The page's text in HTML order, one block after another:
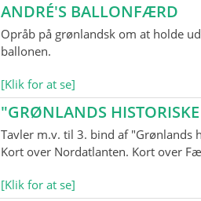
ANDRÉ'S BALLONFÆRD
Opråb på grønlandsk om at holde
ballonen.
[Klik for at se]
"GRØNLANDS
Tavler m.v. til 3. bind af
Kort over Nordatlanten. Kort over
[Klik for at se]